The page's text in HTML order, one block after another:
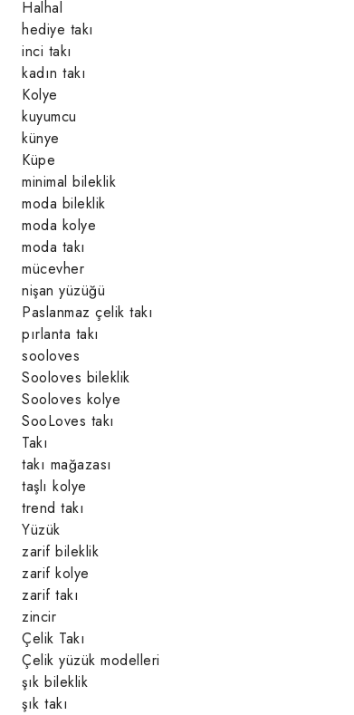
Halhal
hediye takı
inci takı
kadın takı
Kolye
kuyumcu
künye
Küpe
minimal bileklik
moda bileklik
moda kolye
moda takı
mücevher
nişan yüzüğü
Paslanmaz çelik takı
pırlanta takı
sooloves
Sooloves bileklik
Sooloves kolye
SooLoves takı
Takı
takı mağazası
taşlı kolye
trend takı
Yüzük
zarif bileklik
zarif kolye
zarif takı
zincir
Çelik Takı
Çelik yüzük modelleri
şık bileklik
şık takı